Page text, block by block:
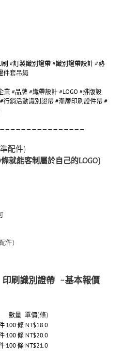
#訂製識別證帶 #識別證帶設計 #熱
件套吊繩
#品牌 #織帶設計 #LOGO #排版設
行銷活動識別證帶 #漸層印刷證件帶 #
配件)
就能客制屬於自己的LOGO)
件)
印刷識別證帶 ~基本報價
數量 單價(條)
100 條 NT$18.0
100 條 NT$20.0
100 條 NT$21.0